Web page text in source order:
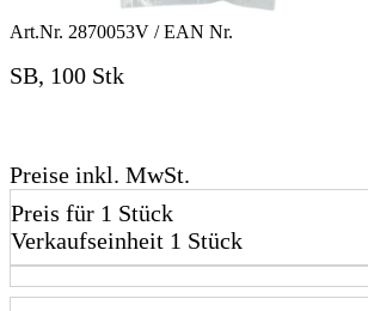
Art.Nr. 2870053V / EAN Nr.
SB, 100 Stk
Preise inkl. MwSt.
Preis für 1 Stück
Verkaufseinheit 1 Stück